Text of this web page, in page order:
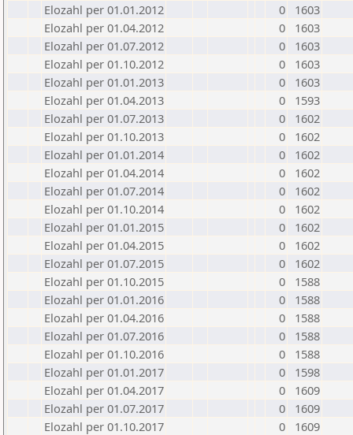
Elozahl per 01.01.2012
0
1603
Elozahl per 01.04.2012
0
1603
Elozahl per 01.07.2012
0
1603
Elozahl per 01.10.2012
0
1603
Elozahl per 01.01.2013
0
1603
Elozahl per 01.04.2013
0
1593
Elozahl per 01.07.2013
0
1602
Elozahl per 01.10.2013
0
1602
Elozahl per 01.01.2014
0
1602
Elozahl per 01.04.2014
0
1602
Elozahl per 01.07.2014
0
1602
Elozahl per 01.10.2014
0
1602
Elozahl per 01.01.2015
0
1602
Elozahl per 01.04.2015
0
1602
Elozahl per 01.07.2015
0
1602
Elozahl per 01.10.2015
0
1588
Elozahl per 01.01.2016
0
1588
Elozahl per 01.04.2016
0
1588
Elozahl per 01.07.2016
0
1588
Elozahl per 01.10.2016
0
1588
Elozahl per 01.01.2017
0
1598
Elozahl per 01.04.2017
0
1609
Elozahl per 01.07.2017
0
1609
Elozahl per 01.10.2017
0
1609